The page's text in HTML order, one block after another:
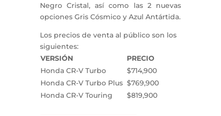
Negro Cristal, así como las 2 nuevas
opciones Gris Cósmico y Azul Antártida.
Los precios de venta al público son los
siguientes:
VERSIÓN
PRECIO
Honda CR-V Turbo
$714,900
Honda CR-V Turbo Plus $769,900
Honda CR-V Touring
$819,900